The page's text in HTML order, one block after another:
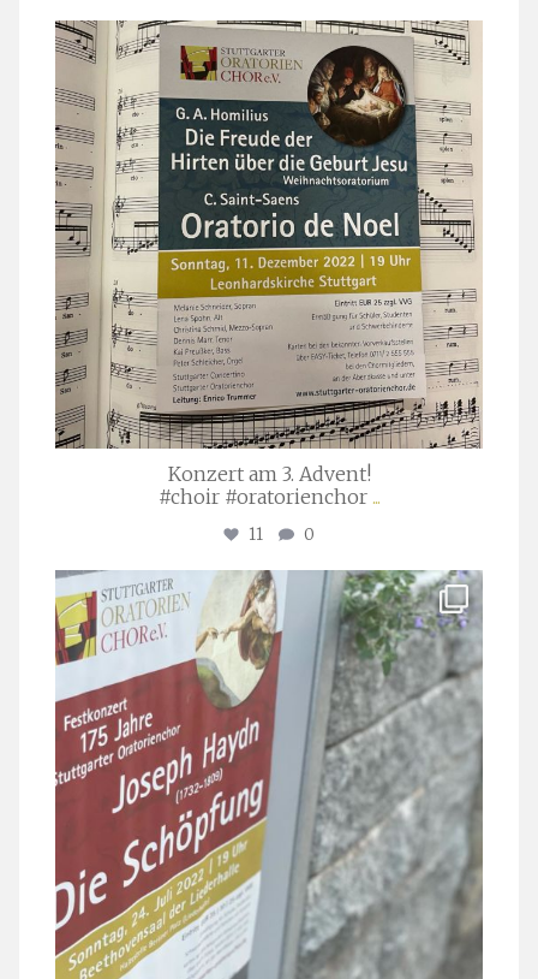
stuttgarter_oratorienchor
Nov. 29
Konzert am 3. Advent!
#choir #oratorienchor ...
11 0
stuttgarter_oratorienchor
Juli 23